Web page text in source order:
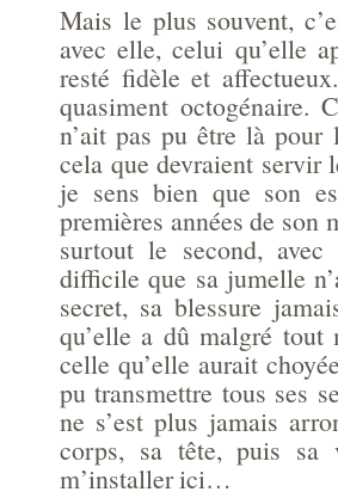
Mais le plus souvent,
avec elle, celui qu’elle
resté fidèle et
quasiment octogénaire.
n’ait pas pu être là
cela que devraient servir
je sens bien que son
premières années de son
surtout le second,
difficile que sa jumelle
secret, sa blessure
qu’elle a dû malgré
celle qu’elle aurait
pu transmettre tous ses
ne s’est plus jamais
corps, sa tête, puis sa
m’installer ici…